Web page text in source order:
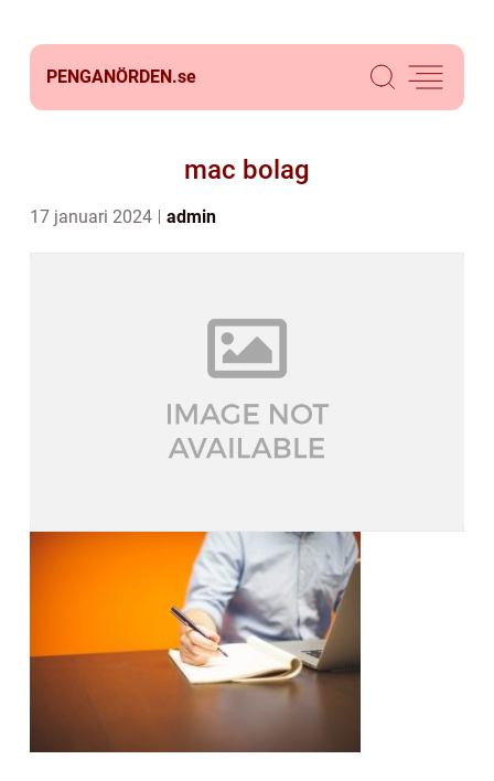
PENGANÖRDEN.se
mac bolag
17 januari 2024 admin